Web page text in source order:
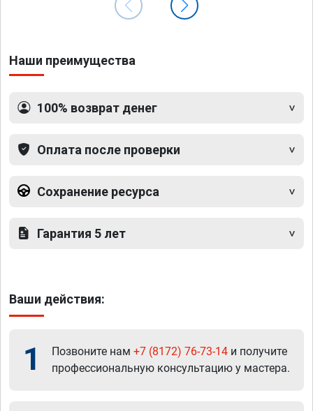
Наши преимущества
100% возврат денег
Оплата после проверки
Сохранение ресурса
Гарантия 5 лет
Ваши действия:
1 Позвоните нам +7 (8172) 76-73-14 и получите
профессиональную консультацию у мастера.